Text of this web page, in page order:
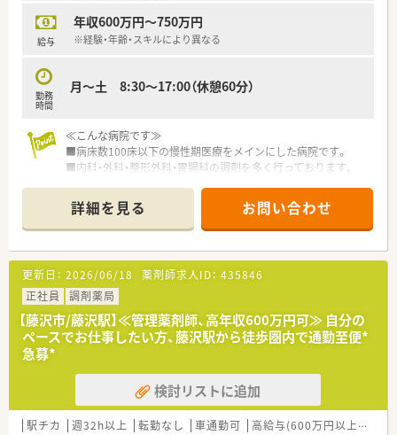
給与
年収600万円～750万円
※経験・年齢・スキルにより異なる
勤務
時間
月～土 8:30～17:00（休憩60分）
≪こんな病院です≫
■病床数100床以下の慢性期医療をメインにした病院です。
■内科・外科・整形外科・胃腸科の調剤を多く行っております。
■17時定時で残業も月10時間未満と少なく、ワークライフバラ
ンスを重視する方におすすめの求人です。
■本鵠沼駅から徒歩圏内、もしくは藤沢駅からバスでアクセス可
能です。
■マイカー通勤・バイク・自転車通勤もOK！お気軽にご相談くだ
さい。
■託児所完備で子育てへの理解がある職場です。ママ薬剤師さ
んも安心してご就業いただけます。
■病院経験のある方歓迎いたします！
≪病院概要≫
◆病床数
総病床数:79床（一般病床35床、地域包括ケア病床22床、医療療養
詳細を見る お問い合わせ
更新日： 2026/06/18 薬剤師求人ID： 435846
正社員
調剤薬局
【藤沢市/藤沢駅】≪管理薬剤師、高年収600万円可≫ 自分の
ペースでお仕事したい方、藤沢駅から徒歩圏内で通勤至便*
急募*
検討リストに追加
駅チカ 週32h以上 転勤なし 車通勤可 高給与(600万円以上)